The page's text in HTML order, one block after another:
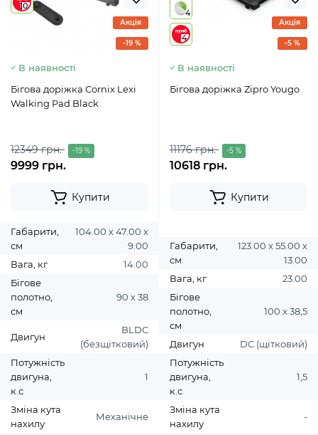
10
-19 %
Акція
В наявності
Бігова доріжка Cornix Lexi
Walking Pad Black
12349 грн. -19 %
9999 грн.
Купити
Габарити,
см
104.00 х 47.00 х
9.00
Вага, кг
14.00
Бігове
полотно,
см
90 х 38
Двигун
BLDC
(безщітковий)
Потужність
двигуна,
к.с
1
Зміна кута
нахилу
Механічне
4
4
-5 %
Акція
В наявності
Бігова доріжка Zipro Yougo
11176 грн. -5 %
10618 грн.
Купити
Габарити,
см
123.00 х 55.00 х
13.00
Вага, кг
23.00
Бігове
полотно,
см
100 х 38,5
Двигун
DC (щітковий)
Потужність
двигуна,
к.с
1,5
Зміна кута
нахилу
-